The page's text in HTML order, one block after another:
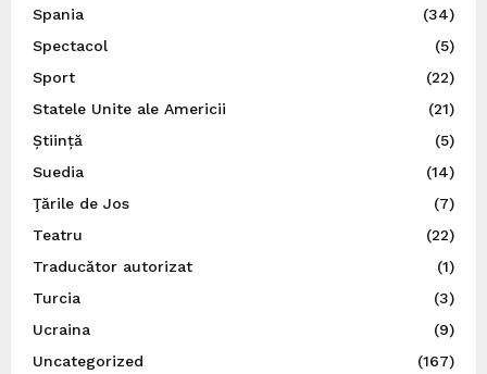
Spania
(34)
Spectacol
(5)
Sport
(22)
Statele Unite ale Americii
(21)
Știință
(5)
Suedia
(14)
Ţările de Jos
(7)
Teatru
(22)
Traducător autorizat
(1)
Turcia
(3)
Ucraina
(9)
Uncategorized
(167)